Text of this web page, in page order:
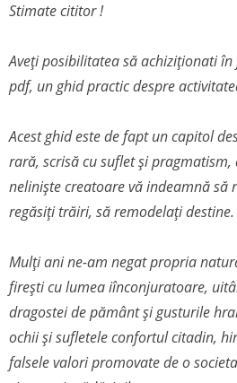
Stimate cititor !
Aveți posibilitatea să achiziționati
pdf, un ghid practic despre
Acest ghid este de fapt un capitol
rară, scrisă cu suflet și
neliniște creatoare vă indeamnă să
regăsiți trăiri, să remodelați destine.
Mulți ani ne-am negat propria
firești cu lumea iînconjuratoare,
dragostei de pământ și gusturile
ochii și sufletele confortul citadin,
falsele valori promovate de o